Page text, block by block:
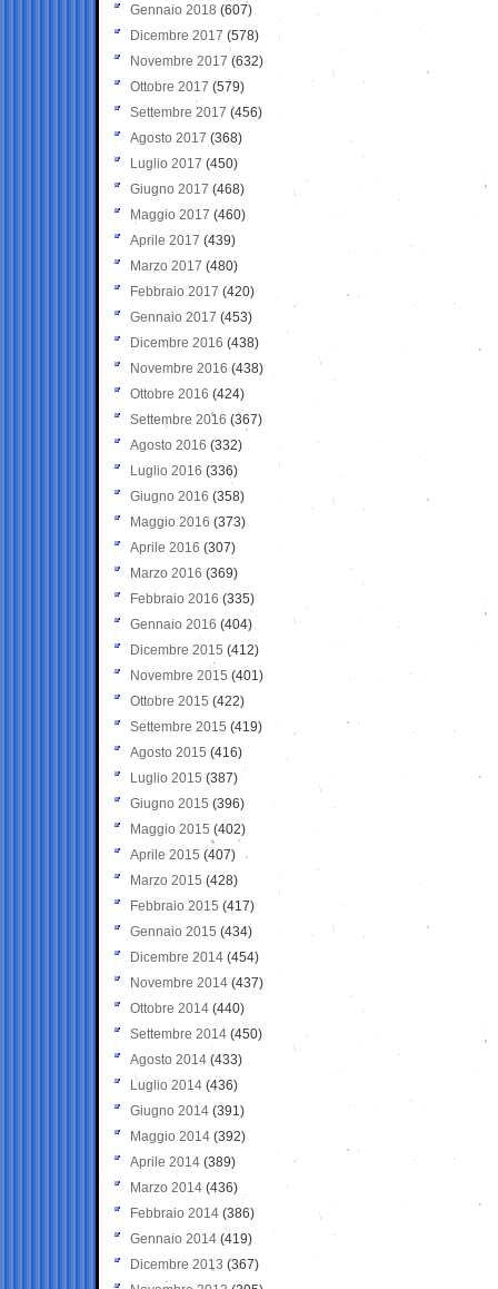
Gennaio 2018 (607)
Dicembre 2017 (578)
Novembre 2017 (632)
Ottobre 2017 (579)
Settembre 2017 (456)
Agosto 2017 (368)
Luglio 2017 (450)
Giugno 2017 (468)
Maggio 2017 (460)
Aprile 2017 (439)
Marzo 2017 (480)
Febbraio 2017 (420)
Gennaio 2017 (453)
Dicembre 2016 (438)
Novembre 2016 (438)
Ottobre 2016 (424)
Settembre 2016 (367)
Agosto 2016 (332)
Luglio 2016 (336)
Giugno 2016 (358)
Maggio 2016 (373)
Aprile 2016 (307)
Marzo 2016 (369)
Febbraio 2016 (335)
Gennaio 2016 (404)
Dicembre 2015 (412)
Novembre 2015 (401)
Ottobre 2015 (422)
Settembre 2015 (419)
Agosto 2015 (416)
Luglio 2015 (387)
Giugno 2015 (396)
Maggio 2015 (402)
Aprile 2015 (407)
Marzo 2015 (428)
Febbraio 2015 (417)
Gennaio 2015 (434)
Dicembre 2014 (454)
Novembre 2014 (437)
Ottobre 2014 (440)
Settembre 2014 (450)
Agosto 2014 (433)
Luglio 2014 (436)
Giugno 2014 (391)
Maggio 2014 (392)
Aprile 2014 (389)
Marzo 2014 (436)
Febbraio 2014 (386)
Gennaio 2014 (419)
Dicembre 2013 (367)